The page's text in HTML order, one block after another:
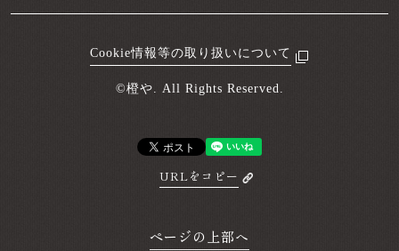
Cookie情報等の取り扱いについて
©橙や. All Rights Reserved.
URLをコピー
ページの上部へ
【橙や 小平本店】ご予約・お問い合わせ
042-343-0480
【橙や 小平南口店】ご予約・お問い合わせ
042-207-9600